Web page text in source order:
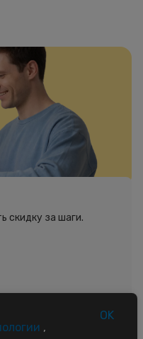
скидку за шаги.
,
OK